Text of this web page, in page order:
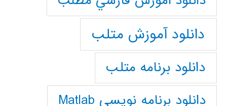
دانلود آموزش متلب
دانلود برنامه متلب
دانلود برنامه نويسي Matlab